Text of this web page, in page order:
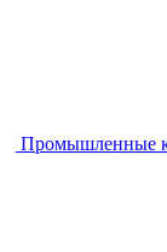
Промышленные